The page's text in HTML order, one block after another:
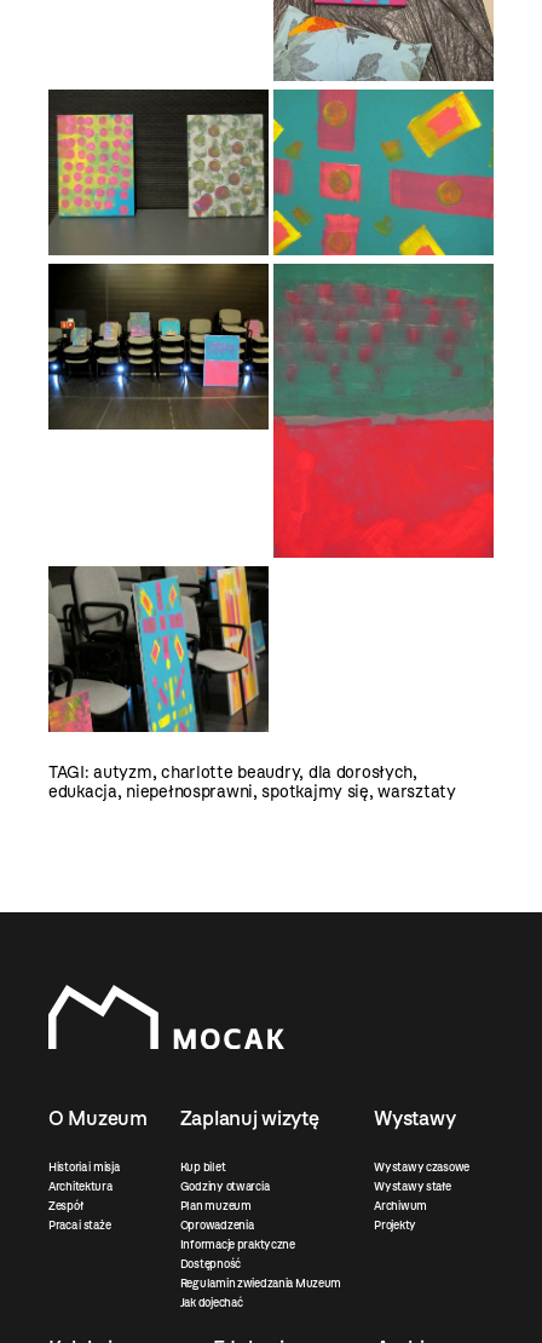
TAGI:autyzm,charlotte beaudry, dla dorosłych,
edukacja, niepełnosprawni,spotkajmy się,warsztaty
O Muzeum
Historia i misja
Architektura
Zespół
Praca i staże
Zaplanuj wizytę
Kup bilet
Godziny otwarcia
Plan muzeum
Oprowadzenia
Informacje praktyczne
Dostępność
Regulamin zwiedzania Muzeum
Jak dojechać
Wystawy
Wystawy czasowe
Wystawy stałe
Archiwum
Projekty